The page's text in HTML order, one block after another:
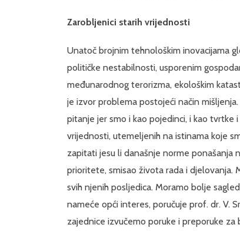
Zarobljenici starih vrijednosti
Unatoč brojnim tehnološkim inovacijama
političke nestabilnosti, usporenim
međunarodnog terorizma, ekološkim
je izvor problema postojeći način
pitanje jer smo i kao pojedinci, i kao tvrtke
vrijednosti, utemeljenih na istinama koje
zapitati jesu li današnje norme ponašanja
prioritete, smisao života rada i
svih njenih posljedica. Moramo bolje
nameće opći interes, poručuje prof. dr. V.
zajednice izvučemo poruke i preporuke